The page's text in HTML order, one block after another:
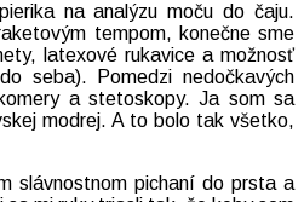
na analýzu moču do čaju.
tempom, konečne sme
latexové rukavice a možnosť
seba). Pomedzi nedočkavých
a stetoskopy. Ja som sa
modrej. A to bolo tak všetko,
slávnostnom pichaní do prsta a